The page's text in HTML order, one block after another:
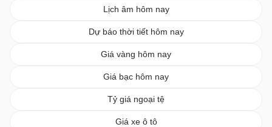
Lịch âm hôm nay
Dự báo thời tiết hôm nay
Giá vàng hôm nay
Giá bạc hôm nay
Tỷ giá ngoại tệ
Giá xe ô tô